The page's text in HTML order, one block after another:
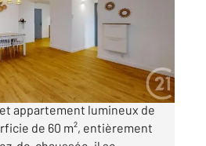
à vendre
€
toutes les commodités,
appartement lumineux de
de 60 m², entièrement